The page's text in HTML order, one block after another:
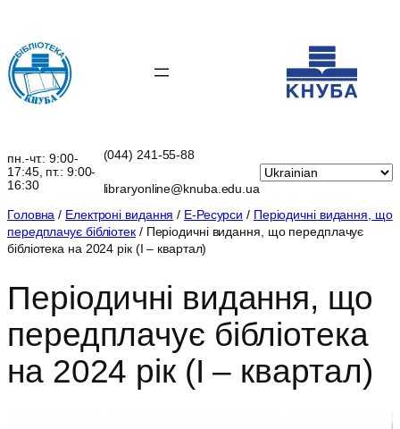
вмісту
пн.-чт.: 9:00-
17:45, пт.: 9:00-
16:30
(044) 241-55-88
libraryonline@knuba.edu.ua
Головна / Електроні видання / Е-Ресурси / Періодичні видання, що
передплачує бібліотек/ Періодичні видання, що передплачує
бібліотека на 2024 рік (І – квартал)
Періодичні видання, що
передплачує бібліотека
на 2024 рік (І – квартал)